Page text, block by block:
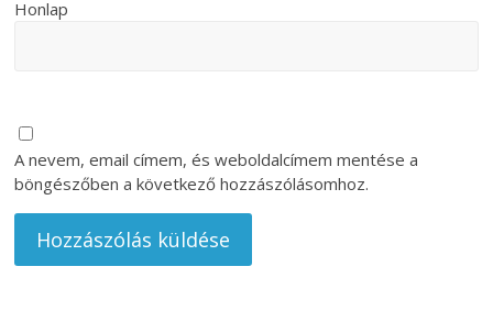
Honlap
A nevem, email címem, és weboldalcímem mentése a
böngészőben a következő hozzászólásomhoz.